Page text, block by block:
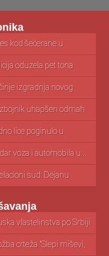
kod šećerane u
oduzela pet tona
izgradnja novog
uhapšen odmah
lice poginulo u
voza i automobila u...
sud: Dejanu
NIŠTA TUĐE
vlastelinstva po Srbiji
crteža "Slepi miševi,